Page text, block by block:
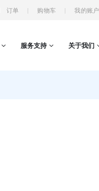
订单 购物车 我的账户
服务支持 关于我们